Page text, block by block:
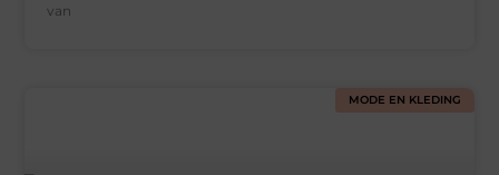
van
MODE EN KLEDING